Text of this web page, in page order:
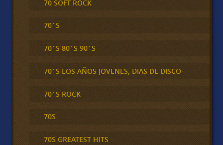
70 SOFT ROCK
70´S
70´S 80´S 90´S
70´S LOS AÑOS JOVENES, DIAS DE DISCO
70´S ROCK
70S
70S GREATEST HITS